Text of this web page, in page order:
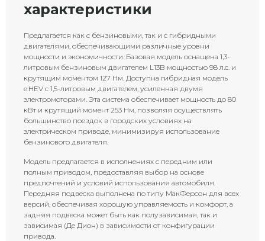
характеристики
Предлагается как с бензиновыми, так и с гибридными
двигателями, обеспечивающими различные уровни
мощности и экономичности. Базовая модель оснащена 1,3-
литровым бензиновым двигателем L13B мощностью 98 л.с. и
крутящим моментом 127 Нм. Доступна гибридная модель
e:HEV с 1,5-литровым двигателем, усиленная двумя
электромоторами. Эта система обеспечивает мощность до 80
кВт и крутящий момент 253 Нм, позволяя осуществлять
большинство поездок в городских условиях на
электрическом приводе, минимизируя использование
бензинового двигателя.
Модель предлагается в исполнениях с передним или
полным приводом, предоставляя выбор на основе
предпочтений и условий использования автомобиля.
Передняя подвеска выполнена по типу МакФерсон для всех
версий, обеспечивая хорошую управляемость и комфорт, а
задняя подвеска может быть как полузависимая, так и
зависимая (Де Дион) в зависимости от конфигурации
привода.